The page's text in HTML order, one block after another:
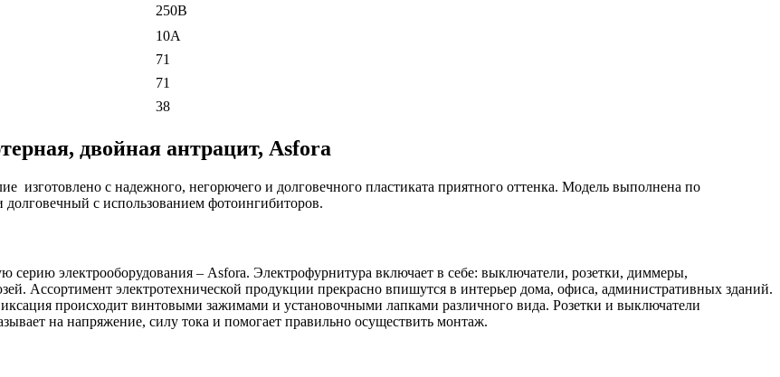
250В
10А
71
71
38
двойная антрацит, Asfora
изготовлено с надежного, негорючего и долговечного пластиката приятного оттенка. Модель выполнена по
долговечный с использованием фотоингибиторов.
серию электрооборудования – Asfora. Электрофурнитура включает в себе: выключатели, розетки, диммеры,
Ассортимент электротехнической продукции прекрасно впишутся в интерьер дома, офиса, административных зданий.
происходит винтовыми зажимами и установочными лапками различного вида. Розетки и выключатели
на напряжение, силу тока и помогает правильно осуществить монтаж.